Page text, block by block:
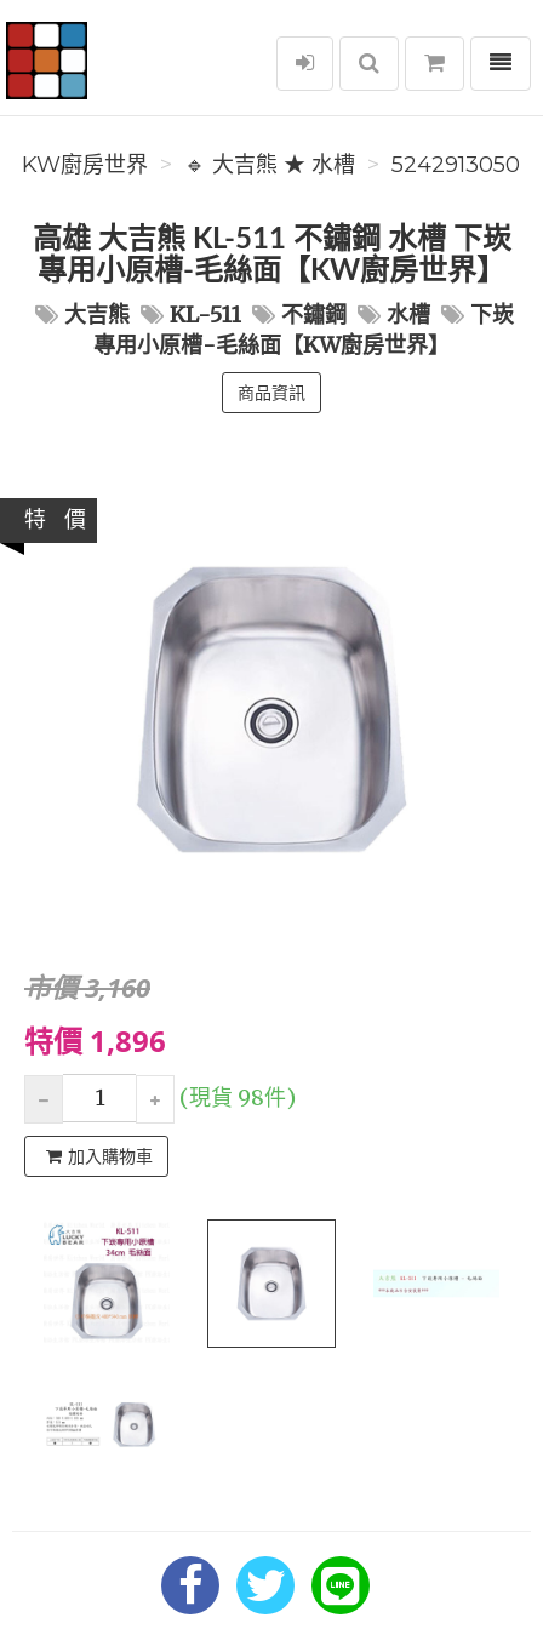
KW廚房世界
選單
KW廚房世界 🔹 大吉熊 ★ 水槽 5242913050
高雄 大吉熊 KL-511 不鏽鋼 水槽 下崁
專用小原槽-毛絲面【KW廚房世界】
大吉熊 KL-511 不鏽鋼 水槽
下崁
專用小原槽-毛絲面【KW廚房世界】
商品資訊
特 價
市價 3,160
特價 1,896
(現貨 98件)
加入購物車